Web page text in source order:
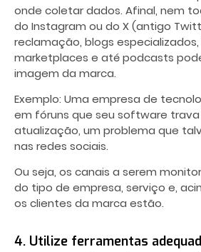
onde coletar dados. Afinal, nem
do Instagram ou do X (antigo
reclamação, blogs especializados,
marketplaces e até podcasts
imagem da marca.
Exemplo: Uma empresa de
em fóruns que seu software
atualização, um problema que
nas redes sociais.
Ou seja, os canais a serem
do tipo de empresa, serviço e,
os clientes da marca estão.
4. Utilize ferramentas